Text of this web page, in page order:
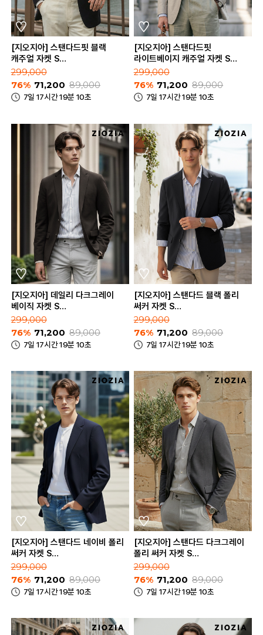
[지오지아] 스탠다드핏 블랙
캐주얼 자켓 S
(AAE2KG1601_BK)
299,000
76% 71,200 89,000
7일 17시간 19분 10초
[지오지아] 스탠다드핏
라이트베이지 캐주얼 자켓 S
(AAE2KG1601_LBE)
299,000
76% 71,200 89,000
7일 17시간 19분 10초
[지오지아] 데일리 다크그레이
베이직 자켓 S
(AAE2KG1602_DGR)
299,000
76% 71,200 89,000
7일 17시간 19분 10초
[지오지아] 스탠다드 블랙 폴리
써커 자켓 S
(AAE2KG1603_BK)
299,000
76% 71,200 89,000
7일 17시간 19분 10초
[지오지아] 스탠다드 네이비 폴리
써커 자켓 S
(AAE2KG1603_NV)
299,000
76% 71,200 89,000
7일 17시간 19분 10초
[지오지아] 스탠다드 다크그레이
폴리 써커 자켓 S
(AEE2KG1601_DGR)
299,000
76% 71,200 89,000
7일 17시간 19분 10초